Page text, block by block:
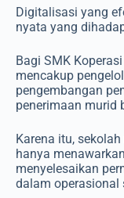
Digitalisasi yang
nyata yang
Bagi SMK
mencakup
pengembangan
penerimaan murid
Karena itu,
hanya
menyelesaikan
dalam operasional